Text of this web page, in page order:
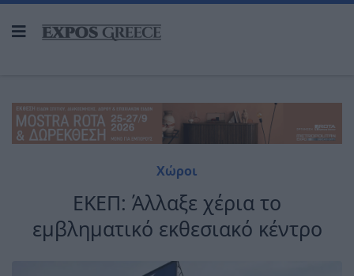
Χώροι
ΕΚΕΠ: Άλλαξε χέρια το
εμβληματικό εκθεσιακό κέντρο